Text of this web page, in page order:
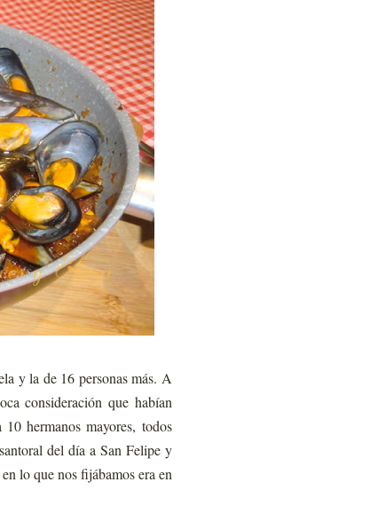
y la de 16 personas más. A
consideración que habían
hermanos mayores, todos
del día a San Felipe y
lo que nos fijábamos era en